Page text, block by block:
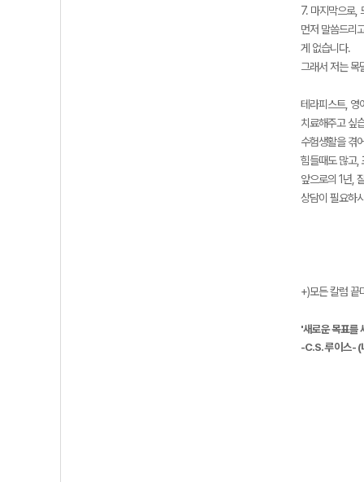
7. 마지막으로,
먼저 말씀드리
게 없습니다.
그래서 저는 목
테라피스트, 영
치료해주고 싶
수험생활을 겪
힘들때도 많고,
앞으로의 1년,
상담이 필요하
+)모든 칼럼 끝
'새로운 목표를
-C.S. 루이스- (